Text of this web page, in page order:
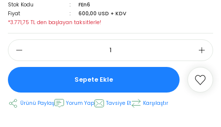
Mori Seiki CNC Kontrol Ünitesi
Motor
Stok Kodu
FEn6
Fiyat
600,00 USD + KDV
*3.771,75 TL den başlayan taksitlerle!
Sepete Ekle
Ürünü Paylaş Yorum Yap Tavsiye Et Karşılaştır